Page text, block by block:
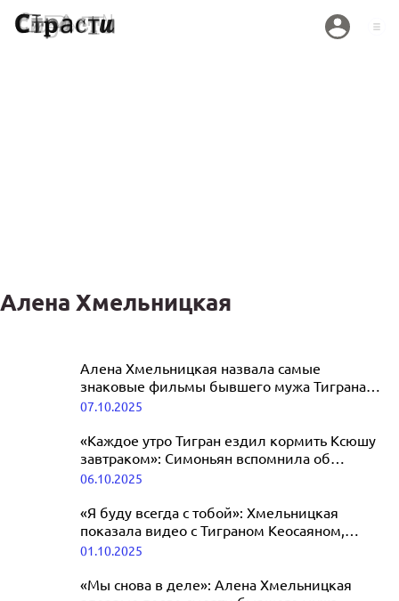
Алена Хмельницкая
«Без тебя я даже пять минут тоскую»:
Алена Хмельницкая прячет слезы на 40-
й день после смерти Тиграна Кеосаяна
Алена Хмельницкая назвала самые
знаковые фильмы бывшего мужа Тиграна
Кеосаяна
07.10.2025
«Каждое утро Тигран ездил кормить Ксюшу
завтраком»: Симоньян вспомнила об
отношениях Кеосаяна и Хмельницкой
06.10.2025
«Я буду всегда с тобой»: Хмельницкая
показала видео с Тиграном Кеосаяном,
снятое до его смерти
01.10.2025
«Мы снова в деле»: Алена Хмельницкая